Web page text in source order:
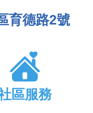
育德路2號
區服務